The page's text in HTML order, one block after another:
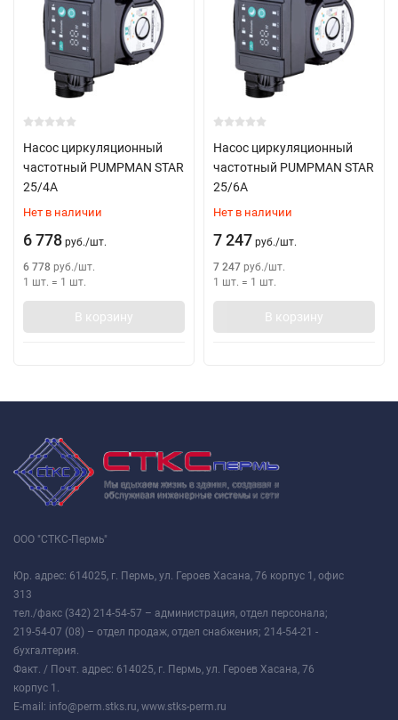
Насос циркуляционный
частотный PUMPMAN STAR
25/4A
Нет в наличии
6 778 руб./шт.
6 778 руб./шт.
1 шт. = 1 шт.
В корзину
Насос циркуляционный
частотный PUMPMAN STAR
25/6A
Нет в наличии
7 247 руб./шт.
7 247 руб./шт.
1 шт. = 1 шт.
В корзину
ООО "СТКС-Пермь"
Юр. адрес: 614025, г. Пермь, ул. Героев Хасана, 76 корпус 1, офис
313
тел./факс (342) 214-54-57 – администрация, отдел персонала;
219-54-07 (08) – отдел продаж, отдел снабжения; 214-54-21 -
бухгалтерия.
Факт. / Почт. адрес: 614025, г. Пермь, ул. Героев Хасана, 76
корпус 1.
E-mail: info@perm.stks.ru, www.stks-perm.ru